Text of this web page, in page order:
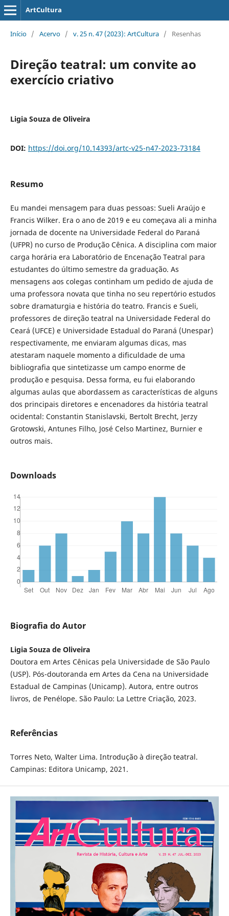
ArtCultura
Início / Acervo / v. 25 n. 47 (2023): ArtCultura / Resenhas
Direção teatral: um convite ao
exercício criativo
Ligia Souza de Oliveira
DOI: https://doi.org/10.14393/artc-v25-n47-2023-73184
Resumo
Eu mandei mensagem para duas pessoas: Sueli Araújo e
Francis Wilker. Era o ano de 2019 e eu começava ali a minha
jornada de docente na Universidade Federal do Paraná
(UFPR) no curso de Produção Cênica. A disciplina com maior
carga horária era Laboratório de Encenação Teatral para
estudantes do último semestre da graduação. As
mensagens aos colegas continham um pedido de ajuda de
uma professora novata que tinha no seu repertório estudos
sobre dramaturgia e história do teatro. Francis e Sueli,
professores de direção teatral na Universidade Federal do
Ceará (UFCE) e Universidade Estadual do Paraná (Unespar)
respectivamente, me enviaram algumas dicas, mas
atestaram naquele momento a dificuldade de uma
bibliografia que sintetizasse um campo enorme de
produção e pesquisa. Dessa forma, eu fui elaborando
algumas aulas que abordassem as características de alguns
dos principais diretores e encenadores da história teatral
ocidental: Constantin Stanislavski, Bertolt Brecht, Jerzy
Grotowski, Antunes Filho, José Celso Martinez, Burnier e
outros mais.
Downloads
Biografia do Autor
Ligia Souza de Oliveira
Doutora em Artes Cênicas pela Universidade de São Paulo
(USP). Pós-doutoranda em Artes da Cena na Universidade
Estadual de Campinas (Unicamp). Autora, entre outros
livros, de Penélope. São Paulo: La Lettre Criação, 2023.
Referências
Torres Neto, Walter Lima. Introdução à direção teatral.
Campinas: Editora Unicamp, 2021.